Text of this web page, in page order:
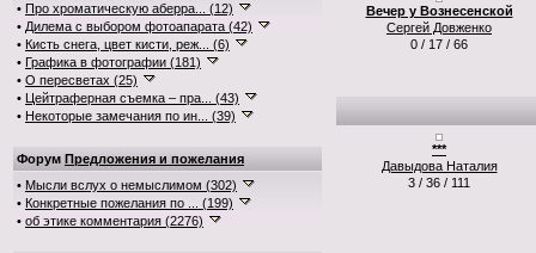
• Про хроматическую аберра... (12)
• Дилема с выбором фотоапарата (42)
• Кисть снега, цвет кисти, реж... (6)
• Графика в фотографии (181)
• О пересветах (25)
• Цейтраферная съемка – пра... (43)
• Некоторые замечания по ин... (39)
Форум Предложения и пожелания
• Мысли вслух о немыслимом (302)
• Конкретные пожелания по ... (199)
• об этике комментария (2276)
Вечер у Вознесенской
Сергей Довженко
0 / 17 / 66
***
Давыдова Наталия
3 / 36 / 111